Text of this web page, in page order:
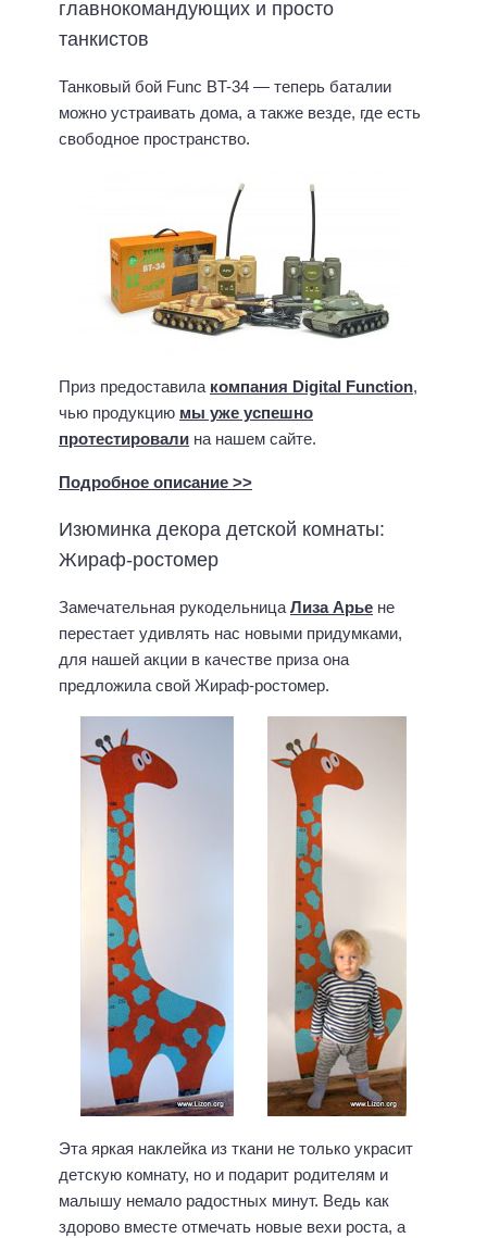
главнокомандующих и просто
танкистов
Танковый бой Func BT-34 — теперь баталии
можно устраивать дома, а также везде, где есть
свободное пространство.
Приз предоставила компания Digital Function,
чью продукцию мы уже успешно
протестировали на нашем сайте.
Подробное описание >>
Изюминка декора детской комнаты:
Жираф-ростомер
Замечательная рукодельница Лиза Арье не
перестает удивлять нас новыми придумками,
для нашей акции в качестве приза она
предложила свой Жираф-ростомер.
Эта яркая наклейка из ткани не только украсит
детскую комнату, но и подарит родителям и
малышу немало радостных минут. Ведь как
здорово вместе отмечать новые вехи роста, а